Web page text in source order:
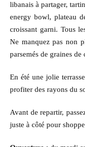
libanais à partager,
energy bowl, plateau
croissant garni. Tous
Ne manquez pas non
parsemés de graines de
En été une jolie
profiter des rayons du
Avant de repartir,
juste à côté pour